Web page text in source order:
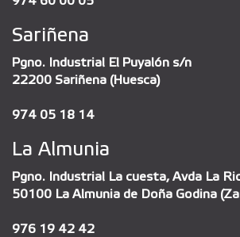
Sariñena
Pgno. Industrial El Puyalón s/n
22200 Sariñena (Huesca)
974 05 18 14
La Almunia
Pgno. Industrial La cuesta, Avda La
50100 La Almunia de Doña Godina
976 19 42 42